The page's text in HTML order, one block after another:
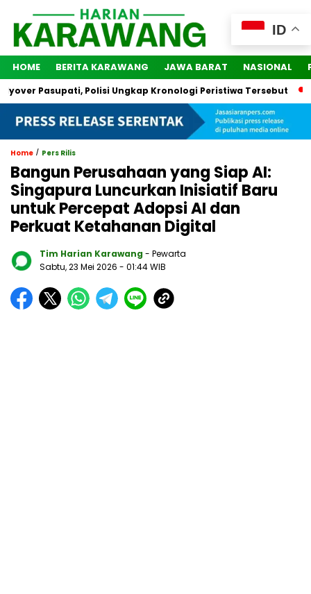
HOME BERITA KARAWANG JAWA BARAT NASIONAL
Pasupati, Polisi Ungkap Kronologi Peristiwa Tersebut 2
Home / Pers Rilis
Bangun Perusahaan yang Siap AI:
Singapura Luncurkan Inisiatif Baru
untuk Percepat Adopsi AI dan
Perkuat Ketahanan Digital
Tim Harian Karawang - Pewarta
Sabtu, 23 Mei 2026 - 01:44 WIB
ID